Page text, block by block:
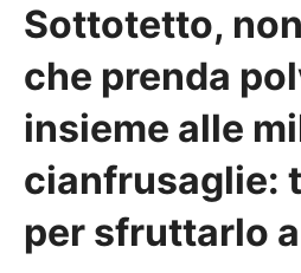
Sottotetto,
che prenda
insieme alle
cianfrusaglie:
per sfruttarlo